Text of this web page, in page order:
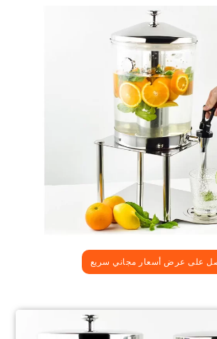
على عرض أسعار مجاني سريع